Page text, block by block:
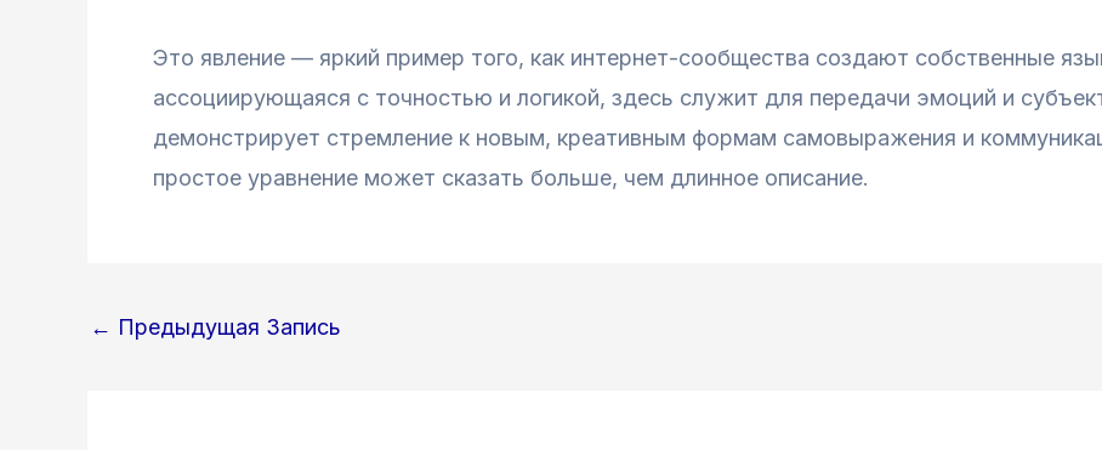
Это явление — яркий пример того, как интернет-сообщества создают собственные
ассоциирующаяся с точностью и логикой, здесь служит для передачи эмоций и
демонстрирует стремление к новым, креативным формам самовыражения и
простое уравнение может сказать больше, чем длинное описание.
Навигация
← Предыдущая Запись